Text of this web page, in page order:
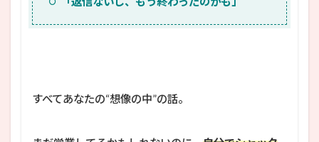
すべてあなたの“想像の中”の話。